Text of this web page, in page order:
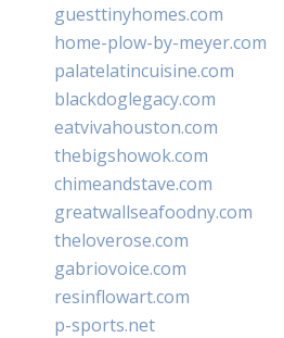
guesttinyhomes.com
home-plow-by-meyer.com
palatelatincuisine.com
blackdoglegacy.com
eatvivahouston.com
thebigshowok.com
chimeandstave.com
greatwallseafoodny.com
theloverose.com
gabriovoice.com
resinflowart.com
p-sports.net